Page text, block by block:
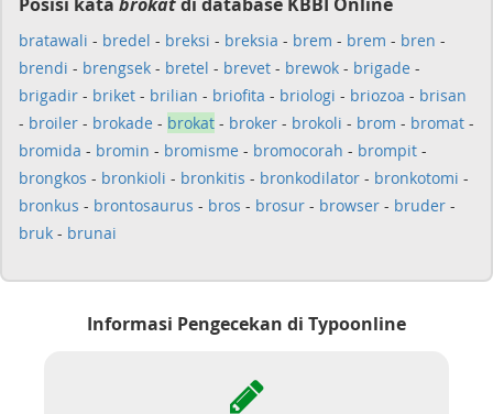
bratawali - bredel - breksi - breksia - brem - brem - bren -
brendi - brengsek - bretel - brevet - brewok - brigade -
brigadir - briket - brilian - briofita - briologi - briozoa - brisan
- broiler - brokade - brokat - broker - brokoli - brom - bromat -
bromida - bromin - bromisme - bromocorah - brompit -
brongkos - bronkioli - bronkitis - bronkodilator - bronkotomi -
bronkus - brontosaurus - bros - brosur - browser - bruder -
bruk - brunai
Informasi Pengecekan di Typoonline